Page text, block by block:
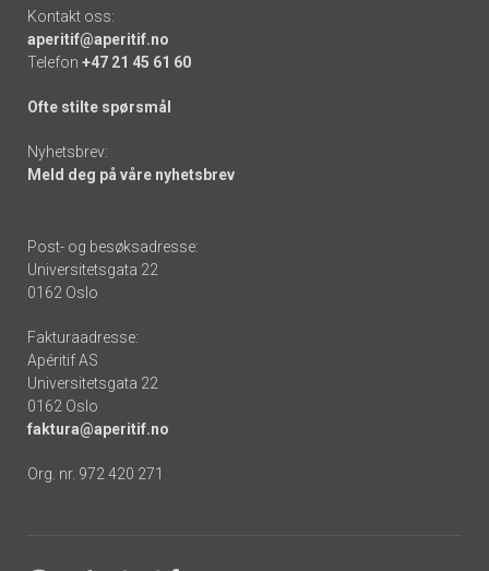
Kontakt oss:
aperitif@aperitif.no
Telefon +47 21 45 61 60
Ofte stilte spørsmål
Nyhetsbrev:
Meld deg på våre nyhetsbrev
Post- og besøksadresse:
Universitetsgata 22
0162 Oslo
Fakturaadresse:
Apéritif AS
Universitetsgata 22
0162 Oslo
faktura@aperitif.no
Org. nr. 972 420 271